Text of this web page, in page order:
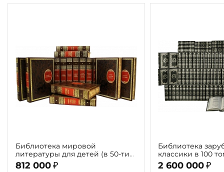
Библиотека мировой
литературы для детей (в 50-ти
томах 58 книг)
812 000 ₽
Библиотека
классики в 100 томах
Verde»)
2 600 000 ₽